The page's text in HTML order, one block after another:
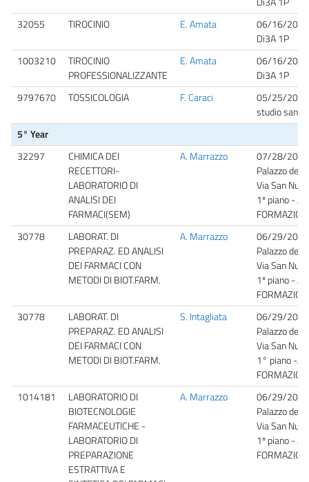
32055
TIROCINIO E. Amata
06/16/
Di3A 1P
1003210
TIROCINIO
PROFESSIONALIZZANTE
E. Amata
06/16/
Di3A 1P
9797670
TOSSICOLOGIA F. Caraci
05/25/
studio san
5° Year
32297
CHIMICA DEI
RECETTORI-
LABORATORIO DI
ANALISI DEI
FARMACI(SEM)
A. Marrazzo
07/28/
Palazzo
Via San
1º piano -
30778
LABORAT. DI
PREPARAZ. ED ANALISI
DEI FARMACI CON
METODI DI BIOT.FARM.
A. Marrazzo
06/29/
Palazzo
Via San
1º piano -
30778
LABORAT. DI
PREPARAZ. ED ANALISI
DEI FARMACI CON
METODI DI BIOT.FARM.
S. Intagliata
06/29/
Palazzo
Via San
1° piano -
1014181
LABORATORIO DI
BIOTECNOLOGIE
FARMACEUTICHE -
LABORATORIO DI
PREPARAZIONE
ESTRATTIVA E
A. Marrazzo
06/29/
Palazzo
Via San
1º piano -